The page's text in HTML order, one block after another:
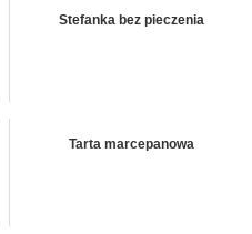
Stefanka bez pieczenia
Tarta marcepanowa